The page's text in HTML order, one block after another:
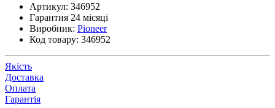
Артикул: 346952
Гарантия 24 місяці
Виробник: Pioneer
Код товару: 346952
Якість
Доставка
Оплата
Гарантія